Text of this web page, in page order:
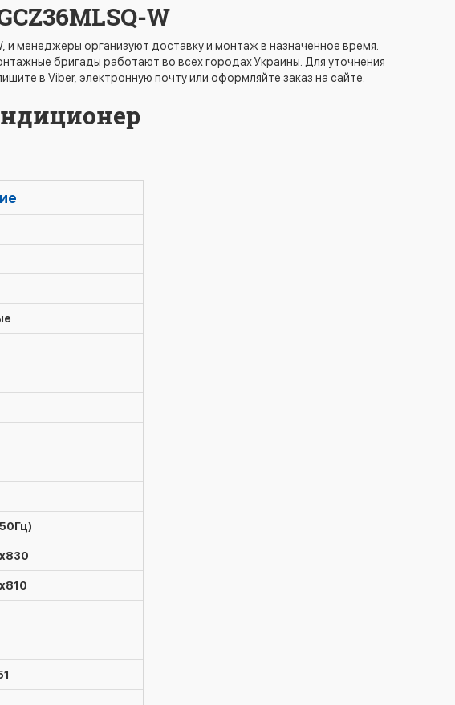
W
менеджеры организуют доставку и монтаж в назначенное время.
бригады работают во всех городах Украины. Для уточнения
в Viber, электронную почту или оформляйте заказ на сайте.